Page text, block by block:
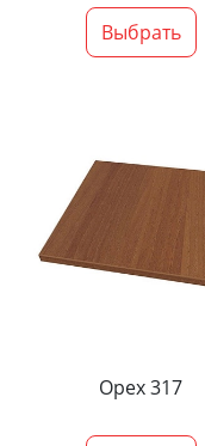
Выбрать
Орех 317